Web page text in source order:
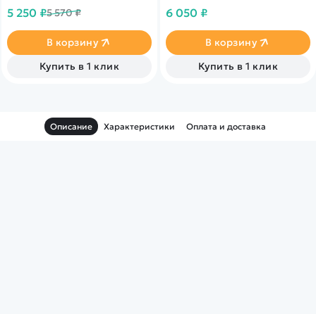
транспортировки различных
5 250 ₽5 570 ₽
В корзину
Купить в 1 клик
на котором есть отдельные
самого экскаватора и
отдельно ковша.
6 050 ₽
В корзину
Купить в 1 клик
Описание Характеристики Оплата и доставка